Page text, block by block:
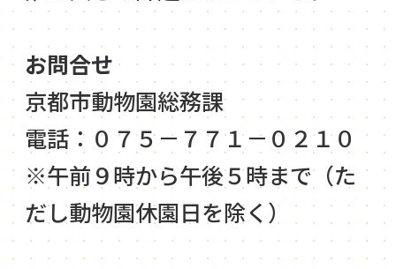
お問合せ
京都市動物園総務課
電話：０７５－７７１－０２１０
※午前９時から午後５時まで（た
だし動物園休園日を除く）